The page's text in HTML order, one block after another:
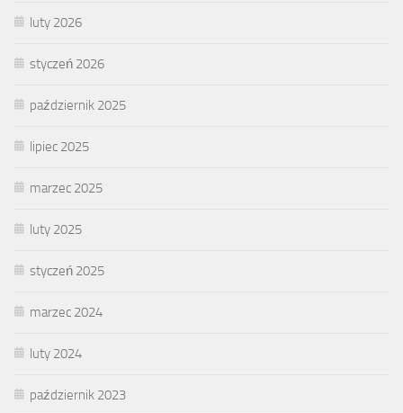
luty 2026
styczeń 2026
październik 2025
lipiec 2025
marzec 2025
luty 2025
styczeń 2025
marzec 2024
luty 2024
październik 2023